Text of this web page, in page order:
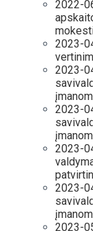
2022-
2023-
2023-
2023-
2023-
2023-
2023-